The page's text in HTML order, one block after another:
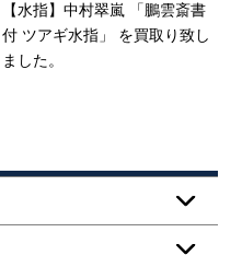
【水指】中村翠嵐 「鵬雲斎書
付 ツアギ水指」 を買取り致し
ました。